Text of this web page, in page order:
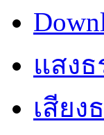
แสงธ
เสียง